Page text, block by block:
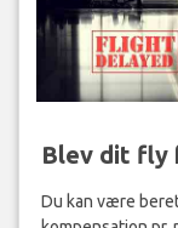
Blev dit fly
Du kan være